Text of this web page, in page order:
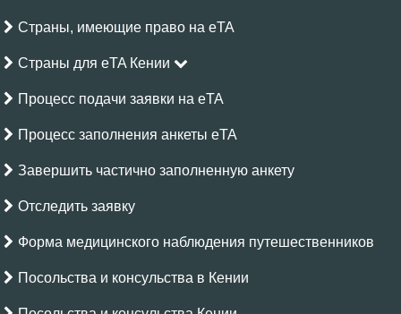
Страны, имеющие право на eTA
Страны для eTA Кении
Процесс подачи заявки на eTA
Процесс заполнения анкеты eTA
Завершить частично заполненную анкету
Отследить заявку
Форма медицинского наблюдения путешественников
Посольства и консульства в Кении